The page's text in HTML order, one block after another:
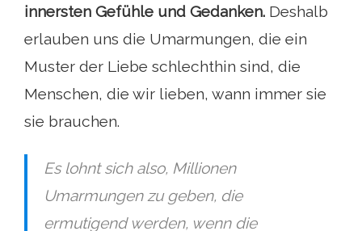
innersten Gefühle und Gedanken. Deshalb
erlauben uns die Umarmungen, die ein
Muster der Liebe schlechthin sind, die
Menschen, die wir lieben, wann immer sie
sie brauchen.
Es lohnt sich also, Millionen
Umarmungen zu geben, die
ermutigend werden, wenn die